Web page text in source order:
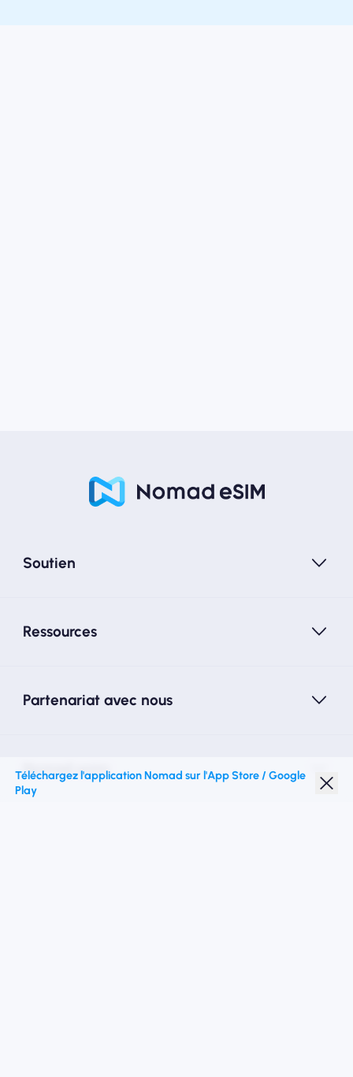
Soutien
Ressources
Partenariat avec nous
Nomad esim
Téléchargez l'application Nomad sur l'App Store / Google
Play